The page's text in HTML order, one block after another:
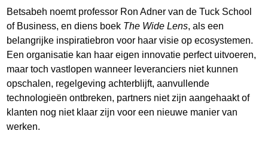
Betsabeh noemt professor Ron Adner van de Tuck School
of Business, en diens boek The Wide Lens, als een
belangrijke inspiratiebron voor haar visie op ecosystemen.
Een organisatie kan haar eigen innovatie perfect uitvoeren,
maar toch vastlopen wanneer leveranciers niet kunnen
opschalen, regelgeving achterblijft, aanvullende
technologieën ontbreken, partners niet zijn aangehaakt of
klanten nog niet klaar zijn voor een nieuwe manier van
werken.